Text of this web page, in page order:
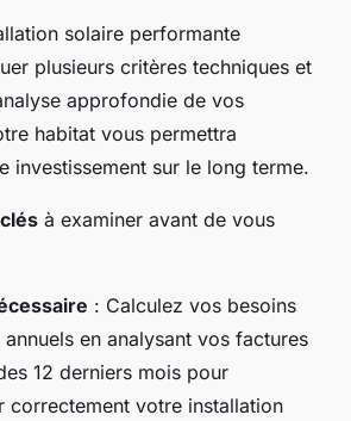
solaire performante
plusieurs critères techniques et
approfondie de vos
habitat vous permettra
investissement sur le long terme.
à examiner avant de vous
: Calculez vos besoins
en analysant vos factures
12 derniers mois pour
correctement votre installation